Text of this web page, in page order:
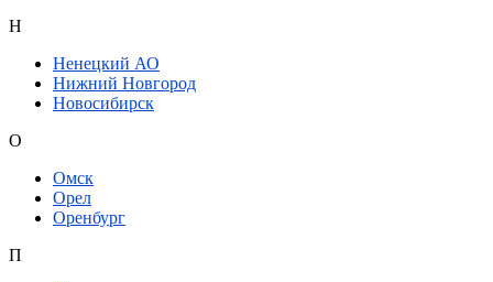
Н
Ненецкий АО
Нижний Новгород
Новосибирск
О
Омск
Орел
Оренбург
П